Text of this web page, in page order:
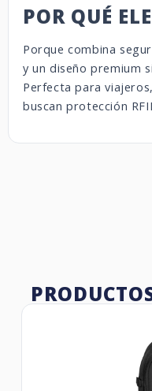
POR QUÉ
Porque combina
y un diseño premium
Perfecta para
buscan protección